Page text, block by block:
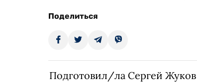
Поделиться
Подготовил/ла Сергей Жуков